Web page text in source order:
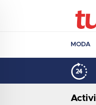
MODA